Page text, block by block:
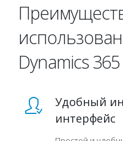
Dynamics 365
Удобный
интерфейс